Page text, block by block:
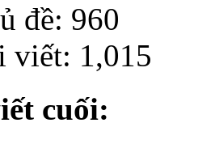
đề: 960
viết: 1,015
cuối: